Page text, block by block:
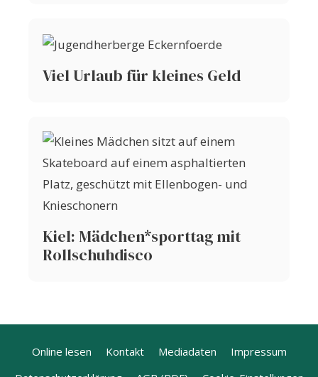
Viel Urlaub für kleines Geld
Kiel: Mädchen*sporttag mit
Rollschuhdisco
Online lesen Kontakt Mediadaten
Impressum